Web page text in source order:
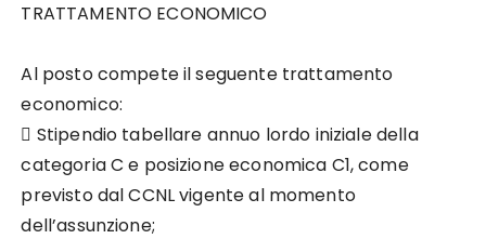
TRATTAMENTO ECONOMICO
Al posto compete il seguente trattamento
economico:
 Stipendio tabellare annuo lordo iniziale della
categoria C e posizione economica C1, come
previsto dal CCNL vigente al momento
dell’assunzione;